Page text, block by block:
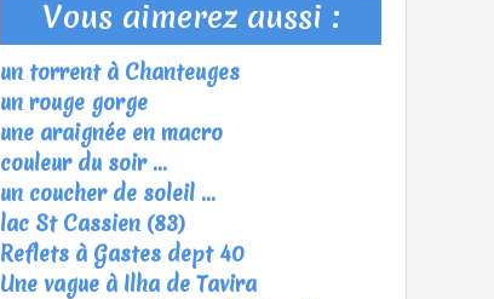
Vous aimerez aussi :
un torrent à Chanteuges
un rouge gorge
une araignée en macro
couleur du soir ...
un coucher de soleil ...
lac St Cassien (83)
Reflets à Gastes dept 40
Une vague à Ilha de Tavira